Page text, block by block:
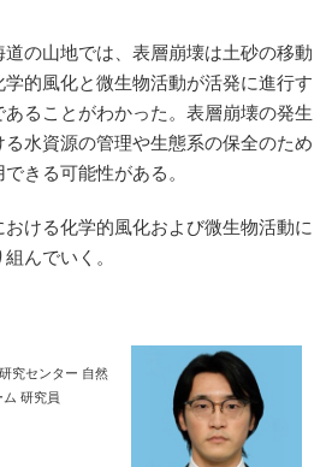
の山地では、表層崩壊は土砂の移動
的風化と微生物活動が活発に進行す
ることがわかった。表層崩壊の発生
水資源の管理や生態系の保全のため
きる可能性がある。
ける化学的風化および微生物活動に
んでいく。
究センター 自然
ム 研究員